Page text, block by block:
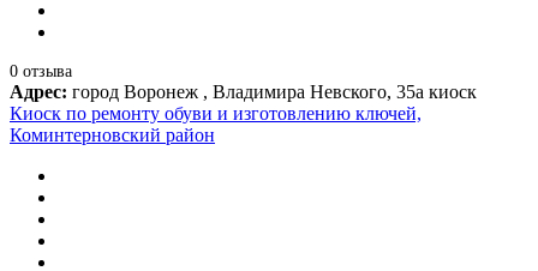
0 отзыва
Адрес: город Воронеж , Владимира Невского, 35а киоск
Киоск по ремонту обуви и изготовлению ключей,
Коминтерновский район